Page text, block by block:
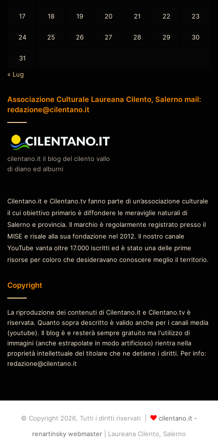
17 18 19 20 21 22 23
24 25 26 27 28 29 30
31
« Lug
Associazione Culturale Laureana Cilento, Salerno mail:
redazione@cilentano.it
cilentano.it il blog del cilento vallo
di diano ed alburni
Cilentano.it e Cilentano.tv fanno parte di un’associazione culturale
il cui obiettivo primario è diffondere le meraviglie naturali di
Salerno e provincia. Il marchio è regolarmente registrato presso il
MISE e risale alla sua fondazione nel 2012. Il nostro canale
YouTube vanta oltre 17.000 iscritti ed è stato una delle prime
risorse per coloro che desideravano conoscere meglio il territorio.
Copyright
La riproduzione dei contenuti di Cilentano.it e Cilentano.tv è
riservata. Quanto sopra descritto è valido anche per i canali media
(youtube). Il blog è e resterà sempre gratuito ma l'utilizzo di
immagini (anche estrapolate in modo artificioso) rientra nella
proprietà intellettuale del titolare che ne detiene i diritti. Per info:
redazione@cilentano.it
© Copyright 2026, Tutti i diritti riservati |
cilentano.it -
renartinsky webmaster | Laureana Cilento, Salerno